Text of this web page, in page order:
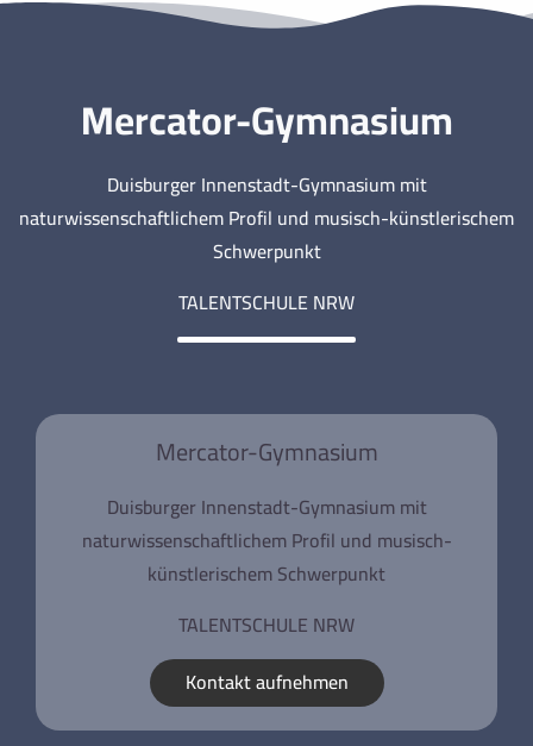
Mercator-Gymnasium
Duisburger Innenstadt-Gymnasium mit
naturwissenschaftlichem Profil und musisch-künstlerischem
Schwerpunkt
TALENTSCHULE NRW
Mercator-Gymnasium
Duisburger Innenstadt-Gymnasium mit
naturwissenschaftlichem Profil und musisch-
künstlerischem Schwerpunkt
TALENTSCHULE NRW
Kontakt aufnehmen